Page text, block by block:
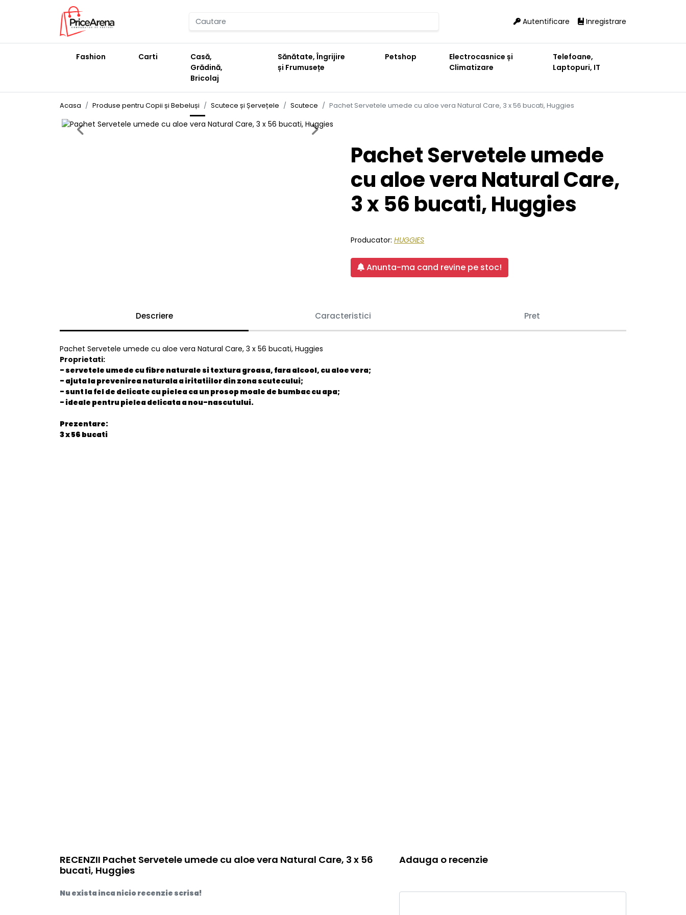
Autentificare Inregistrare
Fashion Carti
Casă,
Grădină,
Bricolaj
Sănătate, Îngrijire
și Frumusețe
Petshop
Electrocasnice și
Climatizare
Telefoane,
Laptopuri, IT
Acasa Produse pentru Copii și Bebeluși Scutece și Șervețele Scutece Pachet Servetele umede cu aloe vera Natural Care, 3 x 56 bucati, Huggies
Previous Next
Pachet Servetele umede
cu aloe vera Natural Care,
3 x 56 bucati, Huggies
Producator: HUGGIES
Anunta-ma cand revine pe stoc!
Descriere Caracteristici Pret
Pachet Servetele umede cu aloe vera Natural Care, 3 x 56 bucati, Huggies
Proprietati:
- servetele umede cu fibre naturale si textura groasa, fara alcool, cu aloe vera;
- ajuta la prevenirea naturala a iritatiilor din zona scutecului;
- sunt la fel de delicate cu pielea ca un prosop moale de bumbac cu apa;
- ideale pentru pielea delicata a nou-nascutului.
Prezentare:
3 x 56 bucati
RECENZII Pachet Servetele umede cu aloe vera Natural Care, 3 x 56
bucati, Huggies
Nu exista inca nicio recenzie scrisa!
Adauga o recenzie